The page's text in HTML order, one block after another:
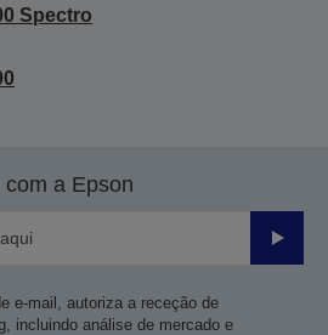
Spectro
a Epson
Enviar
e-mail, autoriza a receção de
incluindo análise de mercado e